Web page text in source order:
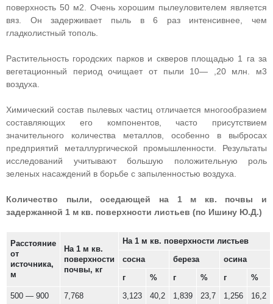
поверхность 50 м2. Очень хорошим пылеуловителем является
вяз. Он задерживает пыль в 6 раз интенсивнее, чем
гладколистный тополь.
Растительность городских парков и скверов площадью 1 га за
вегетационный период очищает от пыли 10— ,20 млн. м3
воздуха.
Химический состав пылевых частиц отличается многообразием
составляющих его компонентов, часто присутствием
значительного количества металлов, особенно в выбросах
предприятий металлургической промышленности. Результаты
исследований учитывают большую положительную роль
зеленых насаждений в борьбе с запыленностью воздуха.
Количество пыли, оседающей на 1 м кв. почвы и
задержанной 1 м кв. поверхности листьев (по Ишину Ю.Д.)
Расстояние
от
источника,
м
На 1 м кв.
поверхности
почвы, кг
На 1 м кв. поверхности листьев
сосна
береза
осина
г
% г % г
%
500 — 900
7,768 3,123 40,2 1,839 23,7 1,256
16,2